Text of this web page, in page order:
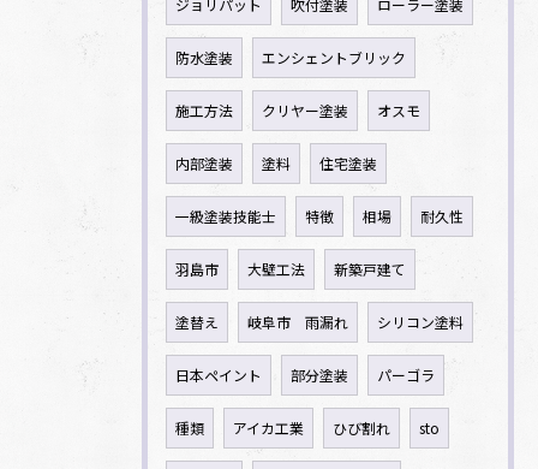
ジョリパット 吹付塗装 ローラー塗装
防水塗装 エンシェントブリック
施工方法 クリヤー塗装 オスモ
内部塗装 塗料 住宅塗装
一級塗装技能士 特徴 相場 耐久性
羽島市 大壁工法 新築戸建て
塗替え 岐阜市 雨漏れ シリコン塗料
日本ペイント 部分塗装 パーゴラ
種類 アイカ工業 ひび割れ sto